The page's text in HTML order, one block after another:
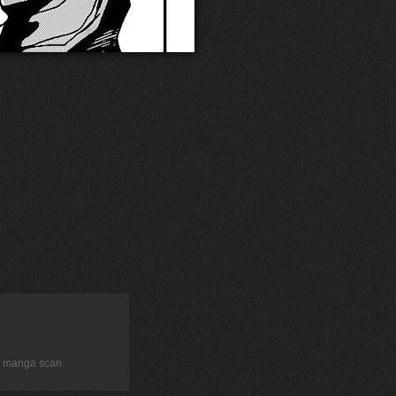
scan